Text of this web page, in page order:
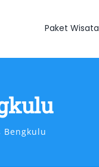
Paket Wisata
Bengkulu